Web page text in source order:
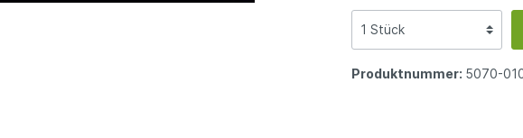
Produktnummer: 5070-